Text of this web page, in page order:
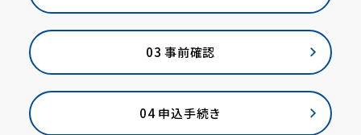
03 事前確認
04 申込手続き